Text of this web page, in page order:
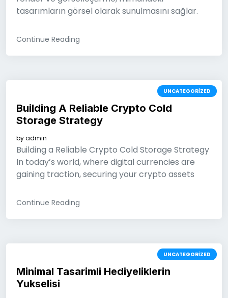
tasarımların görsel olarak sunulmasını sağlar.
Continue Reading
UNCATEGORIZED
Building A Reliable Crypto Cold
Storage Strategy
byadmin
Building a Reliable Crypto Cold Storage Strategy
In today’s world, where digital currencies are
gaining traction, securing your crypto assets
Continue Reading
UNCATEGORIZED
Minimal Tasarimli Hediyeliklerin
Yukselisi